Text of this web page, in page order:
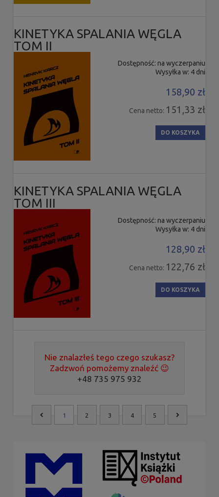
KINETYKA SPALANIA WĘGLA
TOM II
Dostępność: na wyczerpaniu
Wysyłka w: 4 dni
158,90 zł
Cena netto: 151,33 zł
DO KOSZYKA
KINETYKA SPALANIA WĘGLA
TOM III
Dostępność: na wyczerpaniu
Wysyłka w: 4 dni
128,90 zł
Cena netto: 122,76 zł
DO KOSZYKA
Nie znalazłeś tego czego szukasz?
Zadzwoń pomożemy znaleźć 😉
+48 735 975 932
1 2 3 4 5